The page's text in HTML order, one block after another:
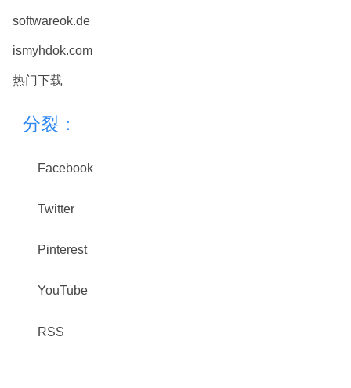
softwareok.de
ismyhdok.com
热门下载
分裂：
Facebook
Twitter
Pinterest
YouTube
RSS